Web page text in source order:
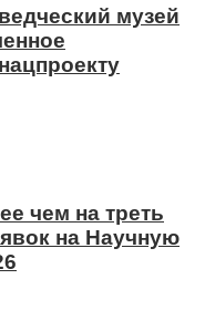
музей
чем на треть
на Научную